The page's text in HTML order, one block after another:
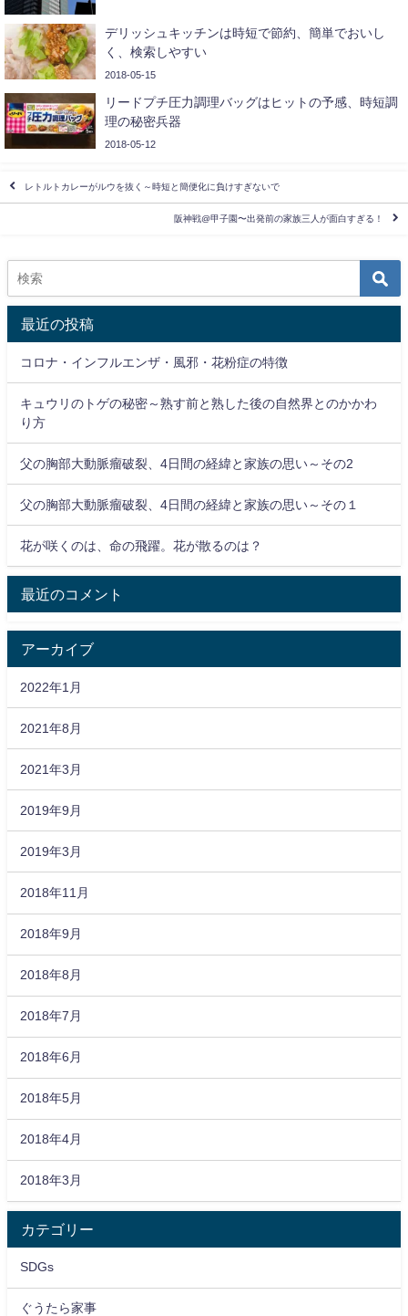
デリッシュキッチンは時短で節約、簡単でおいし
く、検索しやすい
2018-05-15
リードプチ圧力調理バッグはヒットの予感、時短調
理の秘密兵器
2018-05-12
レトルトカレーがルウを抜く～時短と簡便化に負けすぎないで
阪神戦@甲子園〜出発前の家族三人が面白すぎる！
最近の投稿
コロナ・インフルエンザ・風邪・花粉症の特徴
キュウリのトゲの秘密～熟す前と熟した後の自然界とのかかわ
り方
父の胸部大動脈瘤破裂、4日間の経緯と家族の思い～その2
父の胸部大動脈瘤破裂、4日間の経緯と家族の思い～その１
花が咲くのは、命の飛躍。花が散るのは？
最近のコメント
アーカイブ
2022年1月
2021年8月
2021年3月
2019年9月
2019年3月
2018年11月
2018年9月
2018年8月
2018年7月
2018年6月
2018年5月
2018年4月
2018年3月
カテゴリー
SDGs
ぐうたら家事